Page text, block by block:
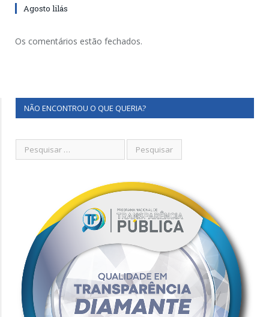
Agosto lilás
Os comentários estão fechados.
NÃO ENCONTROU O QUE QUERIA?